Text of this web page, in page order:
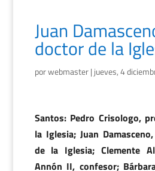
Juan
doctor de la
porwebmaster| jueves, 4
Santos: Pedro Crisologo,
la Iglesia; Juan
de la Iglesia; Clemente
Annón II, confesor;